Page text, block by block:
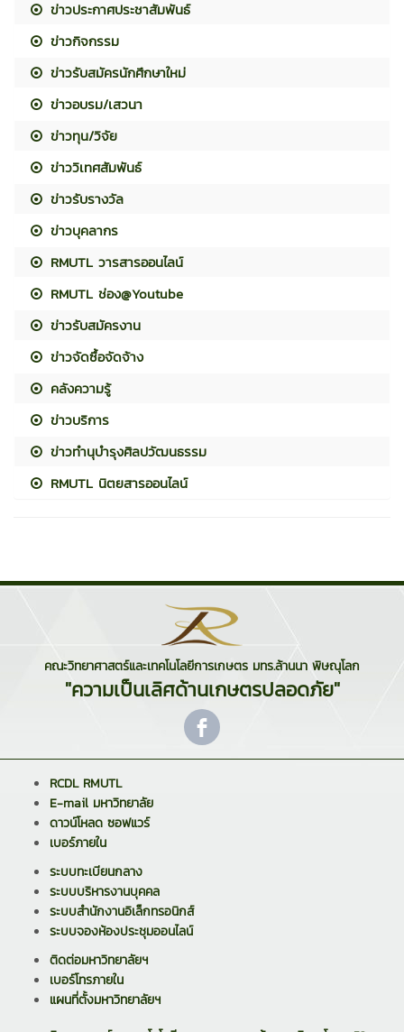
ข่าวประกาศประชาสัมพันธ์
ข่าวกิจกรรม
ข่าวรับสมัครนักศึกษาใหม่
ข่าวอบรม/เสวนา
ข่าวทุน/วิจัย
ข่าววิเทศสัมพันธ์
ข่าวรับรางวัล
ข่าวบุคลากร
RMUTL วารสารออนไลน์
RMUTL ช่อง@Youtube
ข่าวรับสมัครงาน
ข่าวจัดซื้อจัดจ้าง
คลังความรู้
ข่าวบริการ
ข่าวทำนุบำรุงศิลปวัฒนธรรม
RMUTL นิตยสารออนไลน์
คณะวิทยาศาสตร์และเทคโนโลยีการเกษตร มทร.ล้านนา พิษณุโลก
"ความเป็นเลิศด้านเกษตรปลอดภัย"
RCDL RMUTL
E-mail มหาวิทยาลัย
ดาวน์โหลด ซอฟแวร์
เบอร์ภายใน
ระบบทะเบียนกลาง
ระบบบริหารงานบุคคล
ระบบสำนักงานอิเล็กทรอนิกส์
ระบบจองห้องประชุมออนไลน์
ติดต่อมหาวิทยาลัยฯ
เบอร์โทรภายใน
แผนที่ตั้งมหาวิทยาลัยฯ